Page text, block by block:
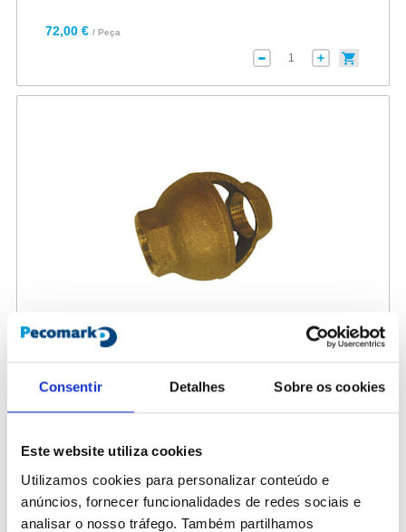
Consentir Detalhes Sobre os cookies
Este website utiliza cookies
Utilizamos cookies para personalizar conteúdo e
anúncios, fornecer funcionalidades de redes sociais e
analisar o nosso tráfego. Também partilhamos
72,00 € / Peça
Embudo descarga Watts 3/4"